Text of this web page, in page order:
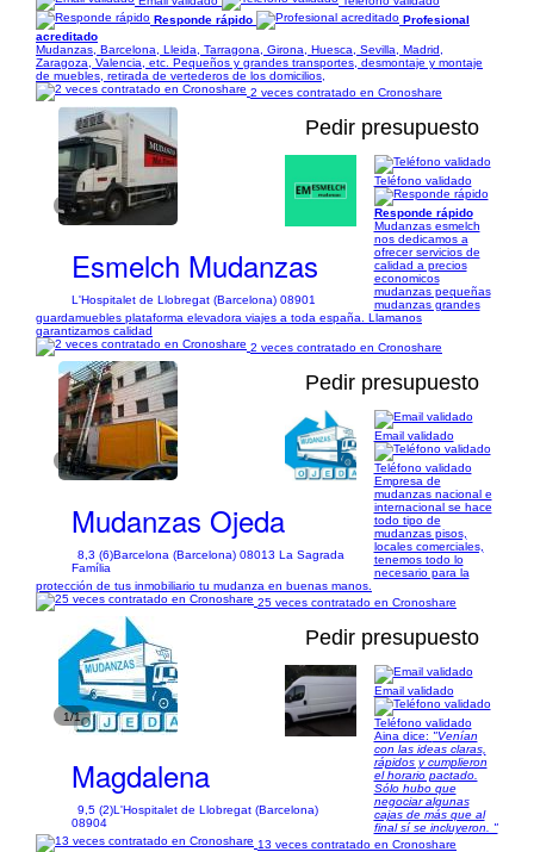
Responde rápido
Profesional
acreditado
Mudanzas, Barcelona, Lleida, Tarragona, Girona, Huesca, Sevilla, Madrid,
Zaragoza, Valencia, etc. Pequeños y grandes transportes, desmontaje y montaje
de muebles, retirada de vertederos de los domicilios,
2 veces contratado en Cronoshare
1/4
Pedir presupuesto
Esmelch Mudanzas
L'Hospitalet de Llobregat (Barcelona) 08901
Teléfono validado
Responde rápido
Mudanzas esmelch
nos dedicamos a
ofrecer servicios de
calidad a precios
economicos
mudanzas pequeñas
mudanzas grandes
guardamuebles plataforma elevadora viajes a toda españa. Llamanos
garantizamos calidad
2 veces contratado en Cronoshare
1/5
Pedir presupuesto
Mudanzas Ojeda
8,3 (6)Barcelona (Barcelona) 08013 La Sagrada
Família
Email validado
Teléfono validado
Empresa de
mudanzas nacional e
internacional se hace
todo tipo de
mudanzas pisos,
locales comerciales,
tenemos todo lo
necesario para la
protección de tus inmobiliario tu mudanza en buenas manos.
25 veces contratado en Cronoshare
1/1
Pedir presupuesto
Magdalena
9,5 (2)L'Hospitalet de Llobregat (Barcelona)
08904
Email validado
Teléfono validado
Aina dice: "Venían
con las ideas claras,
rápidos y cumplieron
el horario pactado.
Sólo hubo que
negociar algunas
cajas de más que al
final sí se incluyeron. "
13 veces contratado en Cronoshare